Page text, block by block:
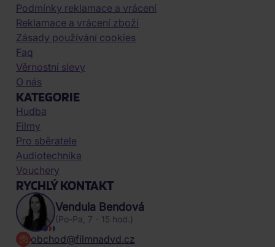
Podmínky reklamace a vrácení
Reklamace a vrácení zboží
Zásady používání cookies
Faq
Věrnostní slevy
O nás
KATEGORIE
Hudba
Filmy
Pro sběratele
Audiotechnika
Vouchery
RYCHLÝ KONTAKT
Vendula Bendová
(Po-Pa, 7 - 15 hod.)
obchod@filmnadvd.cz